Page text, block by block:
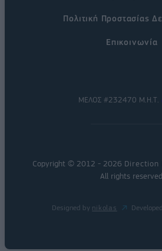
Πολιτική Προστασίας
Επικοινωνία
ΜΕΛΟΣ #232470 Μ.Η.Τ.
Copyright © 2012 - 2026 Direction
All rights reserved.
Designed by nikolas